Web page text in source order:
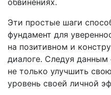
обвинениях.
Эти простые шаги
фундамент для
на позитивном и
диалоге. Следуя
не только улучшить
уровень своей личной